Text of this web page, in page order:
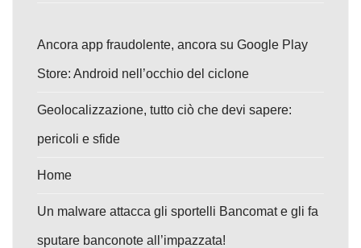
Ancora app fraudolente, ancora su Google Play
Store: Android nell’occhio del ciclone
Geolocalizzazione, tutto ciò che devi sapere:
pericoli e sfide
Home
Un malware attacca gli sportelli Bancomat e gli fa
sputare banconote all’impazzata!